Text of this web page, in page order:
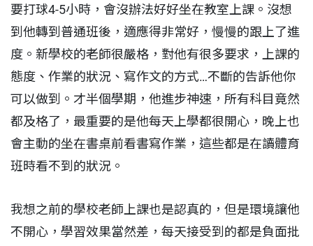
要打球4-5小時，會沒辦法好好坐在教室上課。沒想
到他轉到普通班後，適應得非常好，慢慢的跟上了進
度。新學校的老師很嚴格，對他有很多要求，上課的
態度、作業的狀況、寫作文的方式…不斷的告訴他你
可以做到。才半個學期，他進步神速，所有科目竟然
都及格了，最重要的是他每天上學都很開心，晚上也
會主動的坐在書桌前看書寫作業，這些都是在讀體育
班時看不到的狀況。
我想之前的學校老師上課也是認真的，但是環境讓他
不開心，學習效果當然差，每天接受到的都是負面批